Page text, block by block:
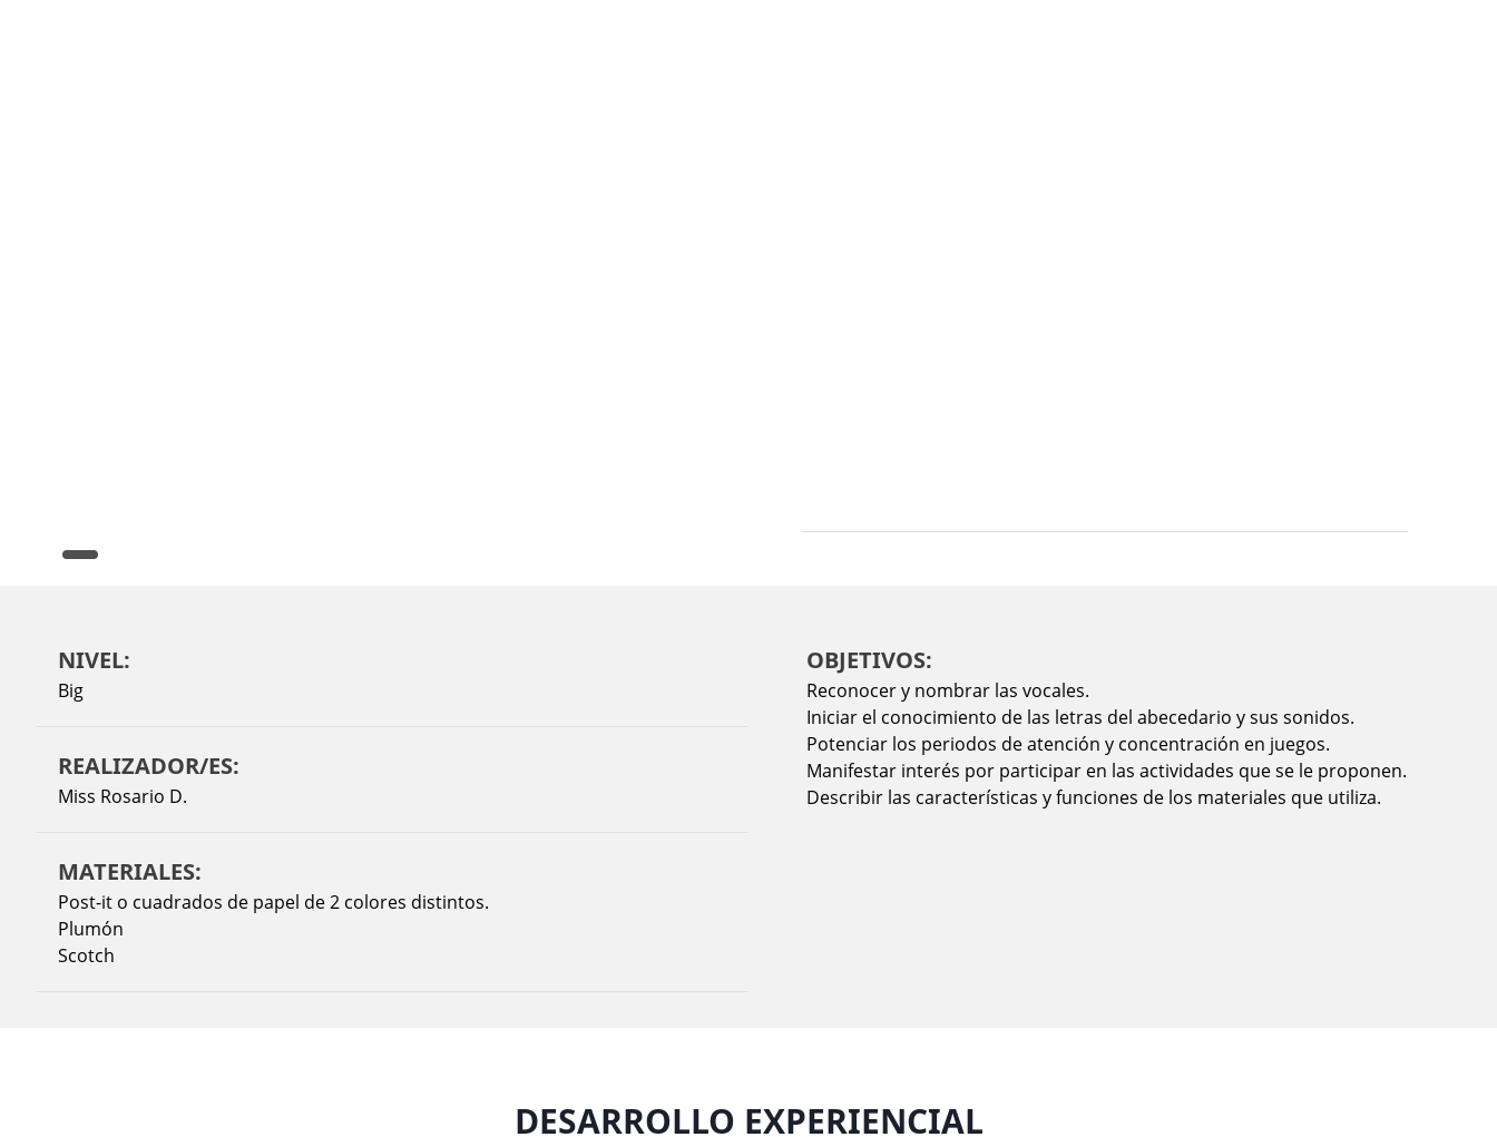
NIVEL:
Big
REALIZADOR/ES:
Miss Rosario D.
MATERIALES:
Post-it o cuadrados de papel de 2 colores distintos.
Plumón
Scotch
OBJETIVOS:
Reconocer y nombrar las vocales.
Iniciar el conocimiento de las letras del abecedario y sus sonidos.
Potenciar los periodos de atención y concentración en juegos.
Manifestar interés por participar en las actividades que se le proponen.
Describir las características y funciones de los materiales que utiliza.
DESARROLLO EXPERIENCIAL